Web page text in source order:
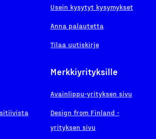
Usein kysytyt kysymykset
Anna palautetta
Tilaa uutiskirje
Merkkiyrityksille
Avainlippu-yrityksen sivu
Design from Finland -
yrityksen sivu